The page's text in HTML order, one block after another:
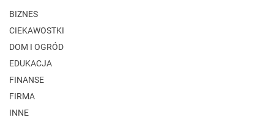
BIZNES
CIEKAWOSTKI
DOM I OGRÓD
EDUKACJA
FINANSE
FIRMA
INNE